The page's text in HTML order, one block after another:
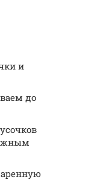
и
до